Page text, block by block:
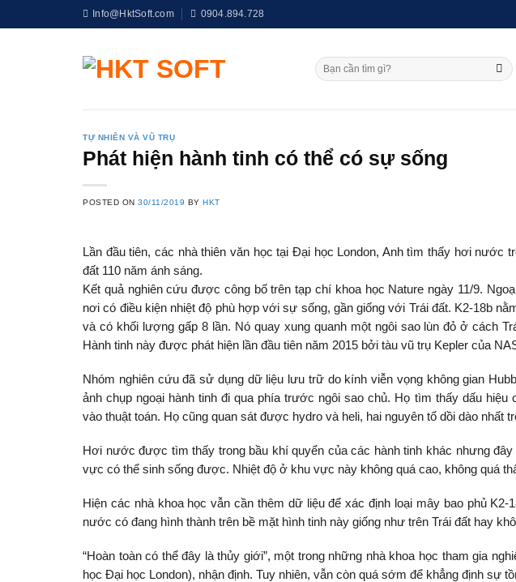
to
Info@HktSoft.com 0904.894.728
TỰ NHIÊN VÀ VŨ TRỤ
Phát hiện hành tinh có thể có sự sống
POSTED ON30/11/2019 BYHKT
Lần đầu tiên, các nhà thiên văn học tại Đại học London, Anh tìm thấy hơi nước
đất 110 năm ánh sáng.
Kết quả nghiên cứu được công bố trên tạp chí khoa học Nature ngày 11/9.
nơi có điều kiện nhiệt độ phù hợp với sự sống, gần giống với Trái đất. K2-18b
và có khối lượng gấp 8 lần. Nó quay xung quanh một ngôi sao lùn đỏ ở cách
Hành tinh này được phát hiện lần đầu tiên năm 2015 bởi tàu vũ trụ Kepler của
Nhóm nghiên cứu đã sử dụng dữ liệu lưu trữ do kính viễn vọng không gian
ảnh chụp ngoại hành tinh đi qua phía trước ngôi sao chủ. Họ tìm thấy dấu
vào thuật toán. Họ cũng quan sát được hydro và heli, hai nguyên tố dồi dào nhất
Hơi nước được tìm thấy trong bầu khí quyển của các hành tinh khác nhưng
vực có thể sinh sống được. Nhiệt độ ở khu vực này không quá cao, không quá
Hiện các nhà khoa học vẫn cần thêm dữ liệu để xác định loại mây bao phủ
nước có đang hình thành trên bề mặt hình tinh này giống như trên Trái đất hay
“Hoàn toàn có thể đây là thủy giới”, một trong những nhà khoa học tham gia
học Đại học London), nhận định. Tuy nhiên, vẫn còn quá sớm để khẳng định sự